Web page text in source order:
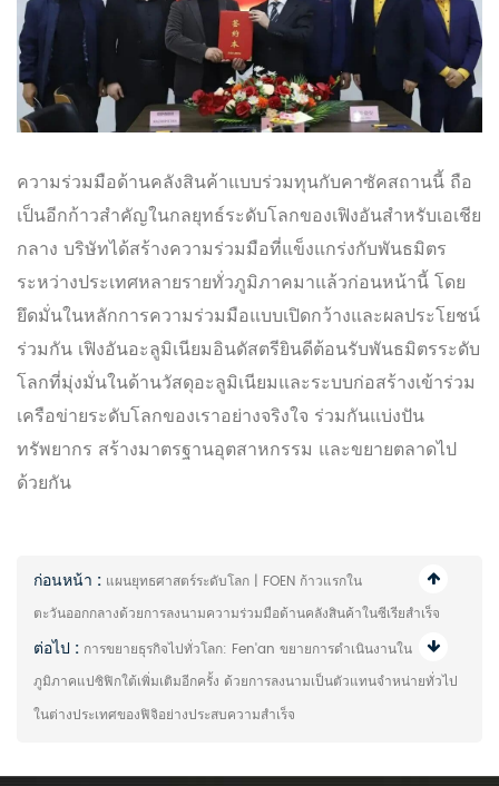
ความร่วมมือด้านคลังสินค้าแบบร่วมทุนกับคาซัคสถานนี้ ถือ
เป็นอีกก้าวสำคัญในกลยุทธ์ระดับโลกของเฟิงอันสำหรับเอเชีย
กลาง บริษัทได้สร้างความร่วมมือที่แข็งแกร่งกับพันธมิตร
ระหว่างประเทศหลายรายทั่วภูมิภาคมาแล้วก่อนหน้านี้ โดย
ยึดมั่นในหลักการความร่วมมือแบบเปิดกว้างและผลประโยชน์
ร่วมกัน เฟิงอันอะลูมิเนียมอินดัสตรียินดีต้อนรับพันธมิตรระดับ
โลกที่มุ่งมั่นในด้านวัสดุอะลูมิเนียมและระบบก่อสร้างเข้าร่วม
เครือข่ายระดับโลกของเราอย่างจริงใจ ร่วมกันแบ่งปัน
ทรัพยากร สร้างมาตรฐานอุตสาหกรรม และขยายตลาดไป
ด้วยกัน
ก่อนหน้า : แผนยุทธศาสตร์ระดับโลก | FOEN ก้าวแรกใน
ตะวันออกกลางด้วยการลงนามความร่วมมือด้านคลังสินค้าในซีเรียสำเร็จ
ต่อไป : การขยายธุรกิจไปทั่วโลก: Fen'an ขยายการดำเนินงานใน
ภูมิภาคแปซิฟิกใต้เพิ่มเติมอีกครั้ง ด้วยการลงนามเป็นตัวแทนจำหน่ายทั่วไป
ในต่างประเทศของฟิจิอย่างประสบความสำเร็จ